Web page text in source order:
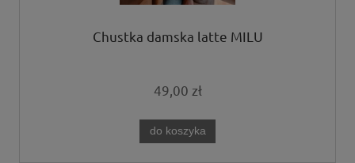
Chustka damska latte MILU
49,00 zł
do koszyka